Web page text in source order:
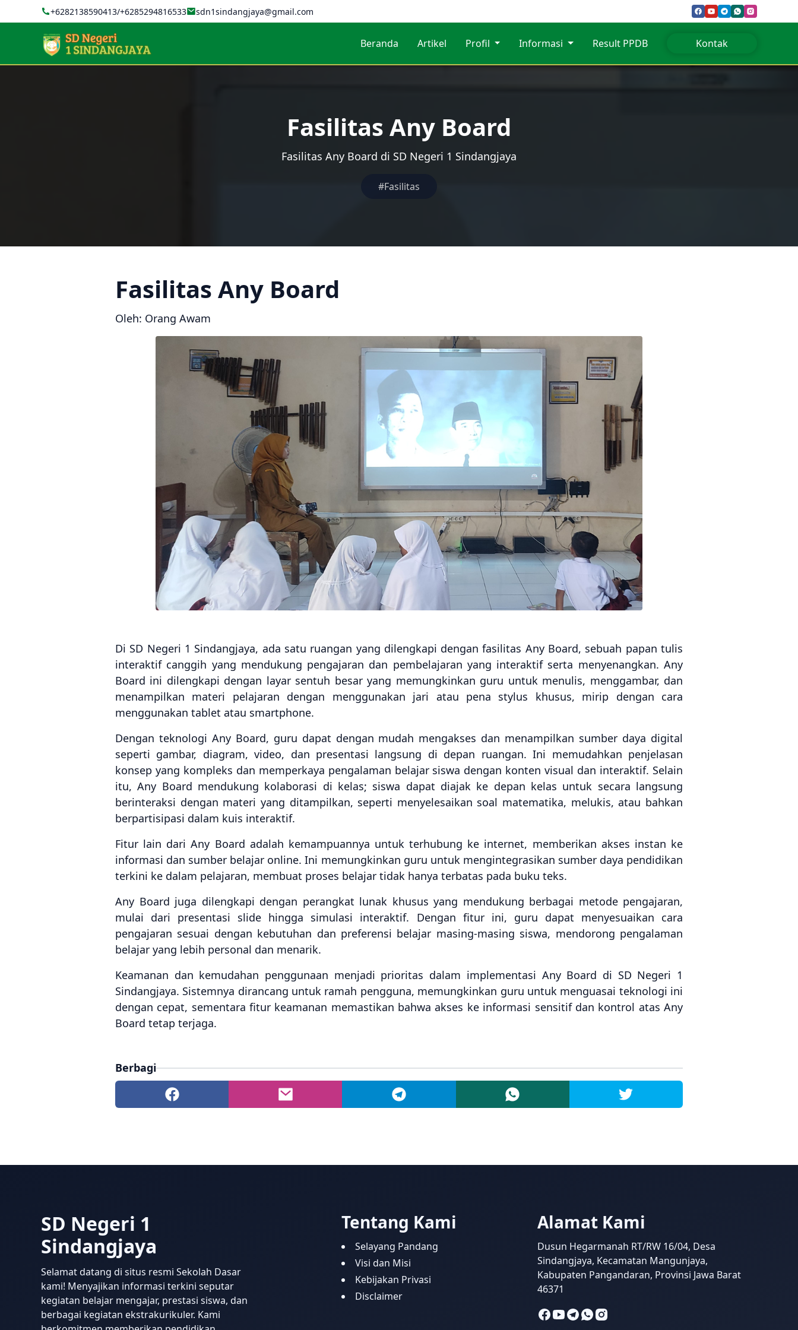
+6282138590413/+6285294816533 sdn1sindangjaya@gmail.com
Beranda Artikel Profil Informasi Result PPDB Kontak
Fasilitas Any Board
Fasilitas Any Board di SD Negeri 1 Sindangjaya
#Fasilitas
Fasilitas Any Board
Oleh: Orang Awam
Di SD Negeri 1 Sindangjaya, ada satu ruangan yang dilengkapi dengan fasilitas Any Board, sebuah papan tulis
interaktif canggih yang mendukung pengajaran dan pembelajaran yang interaktif serta menyenangkan. Any
Board ini dilengkapi dengan layar sentuh besar yang memungkinkan guru untuk menulis, menggambar, dan
menampilkan materi pelajaran dengan menggunakan jari atau pena stylus khusus, mirip dengan cara
menggunakan tablet atau smartphone.
Dengan teknologi Any Board, guru dapat dengan mudah mengakses dan menampilkan sumber daya digital
seperti gambar, diagram, video, dan presentasi langsung di depan ruangan. Ini memudahkan penjelasan
konsep yang kompleks dan memperkaya pengalaman belajar siswa dengan konten visual dan interaktif. Selain
itu, Any Board mendukung kolaborasi di kelas; siswa dapat diajak ke depan kelas untuk secara langsung
berinteraksi dengan materi yang ditampilkan, seperti menyelesaikan soal matematika, melukis, atau bahkan
berpartisipasi dalam kuis interaktif.
Fitur lain dari Any Board adalah kemampuannya untuk terhubung ke internet, memberikan akses instan ke
informasi dan sumber belajar online. Ini memungkinkan guru untuk mengintegrasikan sumber daya pendidikan
terkini ke dalam pelajaran, membuat proses belajar tidak hanya terbatas pada buku teks.
Any Board juga dilengkapi dengan perangkat lunak khusus yang mendukung berbagai metode pengajaran,
mulai dari presentasi slide hingga simulasi interaktif. Dengan fitur ini, guru dapat menyesuaikan cara
pengajaran sesuai dengan kebutuhan dan preferensi belajar masing-masing siswa, mendorong pengalaman
belajar yang lebih personal dan menarik.
Keamanan dan kemudahan penggunaan menjadi prioritas dalam implementasi Any Board di SD Negeri 1
Sindangjaya. Sistemnya dirancang untuk ramah pengguna, memungkinkan guru untuk menguasai teknologi ini
dengan cepat, sementara fitur keamanan memastikan bahwa akses ke informasi sensitif dan kontrol atas Any
Board tetap terjaga.
Berbagi
SD Negeri 1
Sindangjaya
Selamat datang di situs resmi Sekolah Dasar
kami! Menyajikan informasi terkini seputar
kegiatan belajar mengajar, prestasi siswa, dan
berbagai kegiatan ekstrakurikuler. Kami
Tentang Kami
Selayang Pandang
Visi dan Misi
Kebijakan Privasi
Disclaimer
Alamat Kami
Dusun Hegarmanah RT/RW 16/04, Desa
Sindangjaya, Kecamatan Mangunjaya,
Kabupaten Pangandaran, Provinsi Jawa Barat
46371